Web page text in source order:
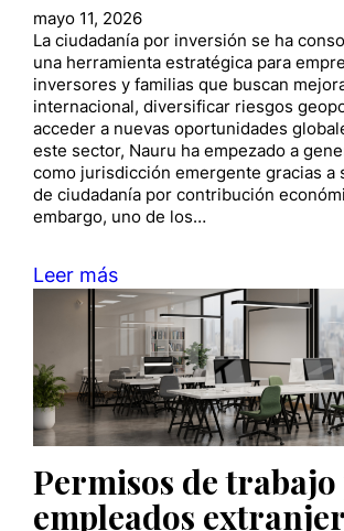
mayo 11, 2026
La ciudadanía por inversión se ha
una herramienta estratégica para
inversores y familias que buscan
internacional, diversificar riesgos
acceder a nuevas oportunidades
este sector, Nauru ha empezado a
como jurisdicción emergente gracias a
de ciudadanía por contribución
embargo, uno de los…
Leer más
Permisos de
empleados